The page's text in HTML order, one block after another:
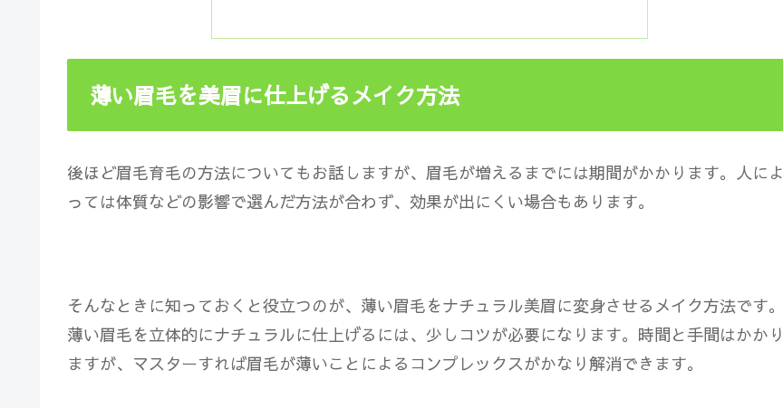
薄い眉毛を美眉に仕上げるメイク方法
後ほど眉毛育毛の方法についてもお話しますが、眉毛が増えるまでには期間がかかります。人によ
っては体質などの影響で選んだ方法が合わず、効果が出にくい場合もあります。
そんなときに知っておくと役立つのが、 薄い眉毛をナチュラル美眉に変身させるメイク方法です。
薄い眉毛を立体的にナチュラルに仕上げるには、少しコツが必要になります。時間と手間はかかり
ますが、マスターすれば眉毛が薄いことによるコンプレックスがかなり解消できます。